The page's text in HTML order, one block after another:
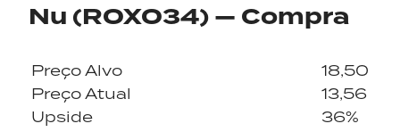
Nu (ROXO34) — Compra
Preço Alvo
18,50
Preço Atual
13,56
Upside
36%